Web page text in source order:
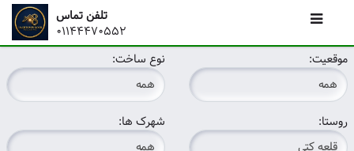
تلفن تماس
01144470552
نوع ساخت:
موقعیت:
شهرک ها: روستا: